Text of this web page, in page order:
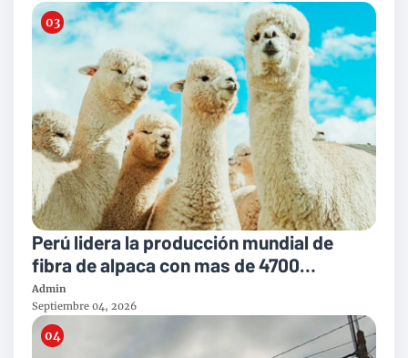
Perú lidera la producción mundial de
fibra de alpaca con mas de 4700
toneladas al año
Admin
Septiembre 04, 2026